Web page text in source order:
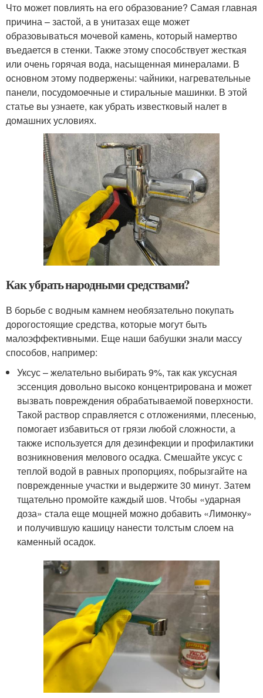
Что может повлиять на его образование? Самая главная
причина – застой, а в унитазах еще может
образовываться мочевой камень, который намертво
въедается в стенки. Также этому способствует жесткая
или очень горячая вода, насыщенная минералами. В
основном этому подвержены: чайники, нагревательные
панели, посудомоечные и стиральные машинки. В этой
статье вы узнаете, как убрать известковый налет в
домашних условиях.
Как убрать народными средствами?
В борьбе с водным камнем необязательно покупать
дорогостоящие средства, которые могут быть
малоэффективными. Еще наши бабушки знали массу
способов, например:
Уксус – желательно выбирать 9%, так как уксусная
эссенция довольно высоко концентрирована и может
вызвать повреждения обрабатываемой поверхности.
Такой раствор справляется с отложениями, плесенью,
помогает избавиться от грязи любой сложности, а
также используется для дезинфекции и профилактики
возникновения мелового осадка. Смешайте уксус с
теплой водой в равных пропорциях, побрызгайте на
поврежденные участки и выдержите 30 минут. Затем
тщательно промойте каждый шов. Чтобы «ударная
доза» стала еще мощней можно добавить «Лимонку»
и получившую кашицу нанести толстым слоем на
каменный осадок.